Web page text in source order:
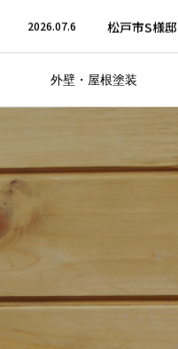
外壁・屋根塗装
2026.05.20 船橋市F様
2026.04.30 鎌ケ谷市N
鎌ケ谷市O
2026.07.6 松戸市S様